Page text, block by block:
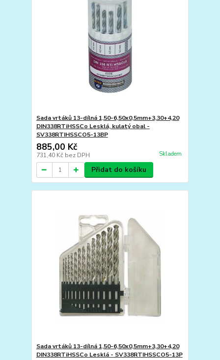
Sada vrtáků 13-dílná 1,50-6,50x0,5mm+3,30+4,20
DIN338RTiHSSCo Lesklá, kulatý obal -
SV338RTIHSSCO5-13BP
885,00 Kč
731,40 Kč bez DPH Skladem
Přidat do košíku
Sada vrtáků 13-dílná 1,50-6,50x0,5mm+3,30+4,20
DIN338RTiHSSCo Lesklá - SV338RTIHSSCO5-13P